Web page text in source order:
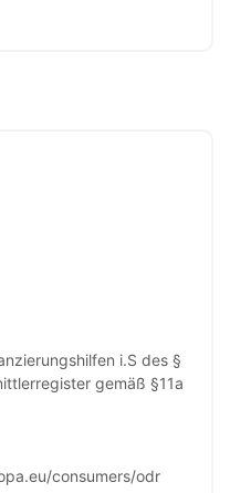
i.S des §
gemäß §11a
consumers/odr